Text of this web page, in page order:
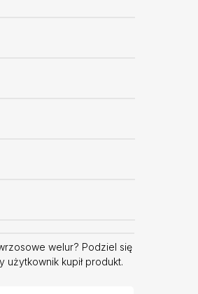
welur? Podziel się
kupił produkt.